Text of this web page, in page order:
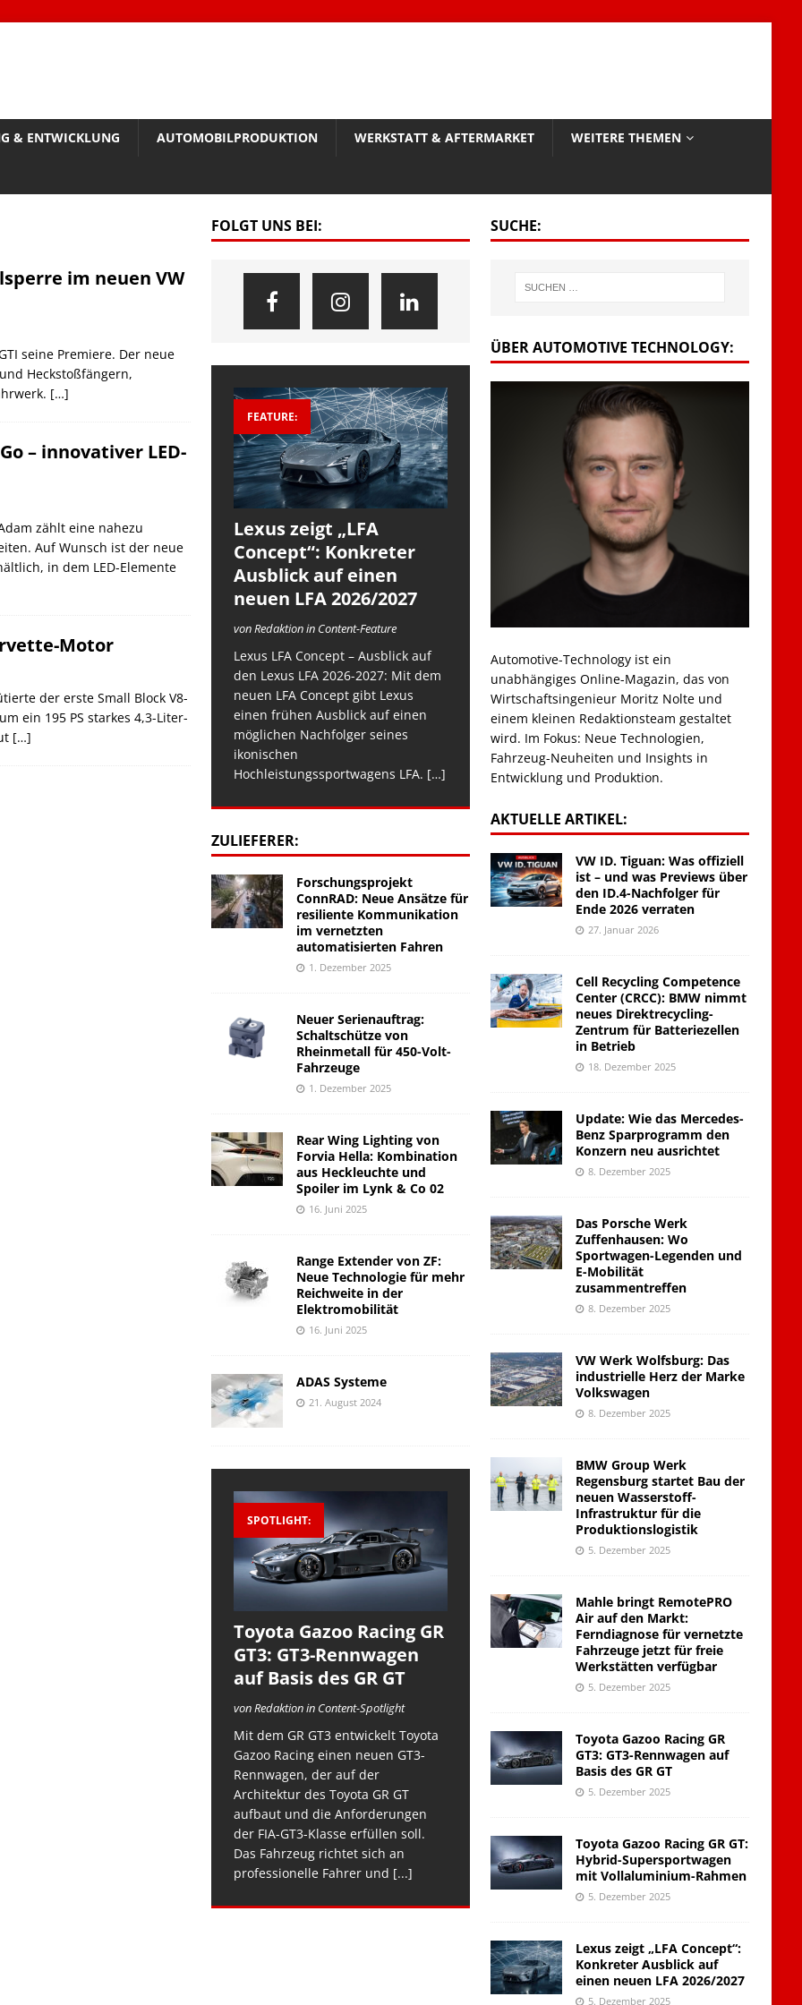
& ENTWICKLUNG AUTOMOBILPRODUKTION WERKSTATT & AFTERMARKET WEITERE THEMEN
im neuen VW
seine Premiere. Der neue
Heckstoßfängern,
[…]
– innovativer LED-
zählt eine nahezu
Auf Wunsch ist der neue
in dem LED-Elemente
Motor
der erste Small Block V8-
ein 195 PS starkes 4,3-Liter-
[…]
FOLGT UNS BEI:
FEATURE:
Lexus zeigt „LFA
Concept“: Konkreter
Ausblick auf einen
neuen LFA 2026/2027
von Redaktion in Content-Feature
Lexus LFA Concept – Ausblick auf
den Lexus LFA 2026-2027: Mit dem
neuen LFA Concept gibt Lexus
einen frühen Ausblick auf einen
möglichen Nachfolger seines
ikonischen
Hochleistungssportwagens LFA. […]
ZULIEFERER:
Forschungsprojekt
ConnRAD: Neue Ansätze für
resiliente Kommunikation
im vernetzten
automatisierten Fahren
1. Dezember 2025
Neuer Serienauftrag:
Schaltschütze von
Rheinmetall für 450-Volt-
Fahrzeuge
1. Dezember 2025
Rear Wing Lighting von
Forvia Hella: Kombination
aus Heckleuchte und
Spoiler im Lynk & Co 02
16. Juni 2025
Range Extender von ZF:
Neue Technologie für mehr
Reichweite in der
Elektromobilität
16. Juni 2025
ADAS Systeme
21. August 2024
SPOTLIGHT:
Toyota Gazoo Racing GR
GT3: GT3-Rennwagen
auf Basis des GR GT
von Redaktion in Content-Spotlight
Mit dem GR GT3 entwickelt Toyota
Gazoo Racing einen neuen GT3-
Rennwagen, der auf der
Architektur des Toyota GR GT
aufbaut und die Anforderungen
der FIA-GT3-Klasse erfüllen soll.
Das Fahrzeug richtet sich an
professionelle Fahrer und [...]
SUCHE:
ÜBER AUTOMOTIVE TECHNOLOGY:
Automotive-Technology ist ein
unabhängiges Online-Magazin, das von
Wirtschaftsingenieur Moritz Nolte und
einem kleinen Redaktionsteam gestaltet
wird. Im Fokus: Neue Technologien,
Fahrzeug-Neuheiten und Insights in
Entwicklung und Produktion.
AKTUELLE ARTIKEL:
VW ID. Tiguan: Was offiziell
ist – und was Previews über
den ID.4-Nachfolger für
Ende 2026 verraten
27. Januar 2026
Cell Recycling Competence
Center (CRCC): BMW nimmt
neues Direktrecycling-
Zentrum für Batteriezellen
in Betrieb
18. Dezember 2025
Update: Wie das Mercedes-
Benz Sparprogramm den
Konzern neu ausrichtet
8. Dezember 2025
Das Porsche Werk
Zuffenhausen: Wo
Sportwagen-Legenden und
E-Mobilität
zusammentreffen
8. Dezember 2025
VW Werk Wolfsburg: Das
industrielle Herz der Marke
Volkswagen
8. Dezember 2025
BMW Group Werk
Regensburg startet Bau der
neuen Wasserstoff-
Infrastruktur für die
Produktionslogistik
5. Dezember 2025
Mahle bringt RemotePRO
Air auf den Markt:
Ferndiagnose für vernetzte
Fahrzeuge jetzt für freie
Werkstätten verfügbar
5. Dezember 2025
Toyota Gazoo Racing GR
GT3: GT3-Rennwagen auf
Basis des GR GT
5. Dezember 2025
Toyota Gazoo Racing GR GT:
Hybrid-Supersportwagen
mit Vollaluminium-Rahmen
5. Dezember 2025
Lexus zeigt „LFA Concept“:
Konkreter Ausblick auf
einen neuen LFA 2026/2027
5. Dezember 2025